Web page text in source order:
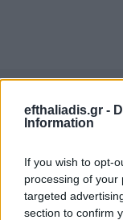
efthaliadis.gr -
Information
If you wish to opt-
processing of your
targeted
section to confirm
Ανακαλύψτε τα
Εδώ θα βρείτε
το μοναδικό τους